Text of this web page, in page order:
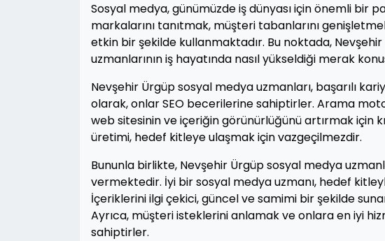
Sosyal medya, günümüzde iş dünyası için önemli bir
markalarını tanıtmak, müşteri tabanlarını
etkin bir şekilde kullanmaktadır. Bu noktada,
uzmanlarının iş hayatında nasıl yükseldiği merak
Nevşehir Ürgüp sosyal medya uzmanları, başarılı
olarak, onlar SEO becerilerine sahiptirler. Arama
web sitesinin ve içeriğin görünürlüğünü artırmak için
üretimi, hedef kitleye ulaşmak için vazgeçilmezdir.
Bununla birlikte, Nevşehir Ürgüp sosyal medya
vermektedir. İyi bir sosyal medya uzmanı, hedef
İçeriklerini ilgi çekici, güncel ve samimi bir şekilde
Ayrıca, müşteri isteklerini anlamak ve onlara en iyi
sahiptirler.